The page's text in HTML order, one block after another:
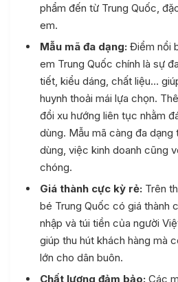
phẩm đến từ Trung Quốc,
em.
Mẫu mã đa dạng: Điểm nổi
em Trung Quốc chính là sự
tiết, kiểu dáng, chất liệu…
huynh thoải mái lựa chọn.
đổi xu hướng liên tục nhằm
dùng. Mẫu mã càng đa dạng
dùng, việc kinh doanh cũng
chóng.
Giá thành cực kỳ rẻ: Trên
bé Trung Quốc có giá thành
nhập và túi tiền của người
giúp thu hút khách hàng mà
lớn cho dân buôn.
Chất lượng đảm bảo: Các